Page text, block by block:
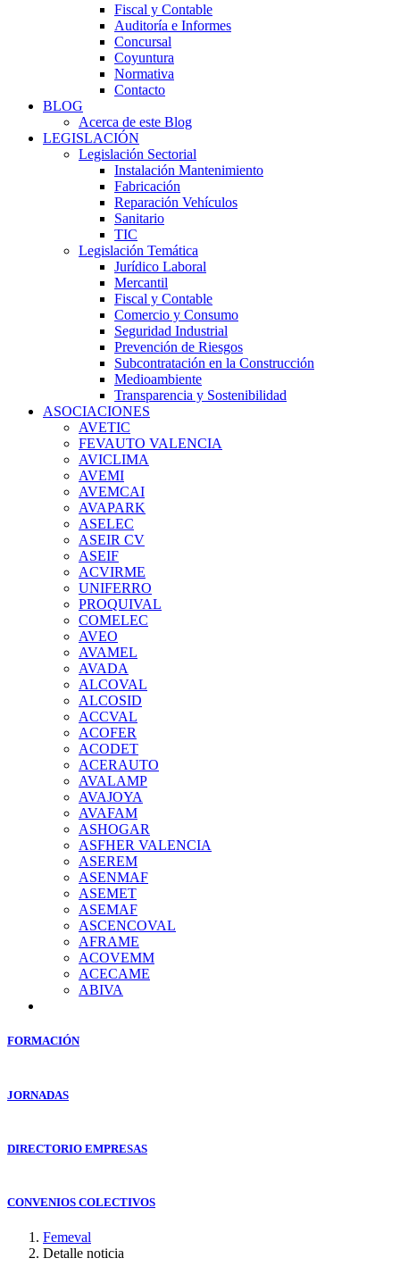
Fiscal y Contable
Auditoría e Informes
Concursal
Coyuntura
Normativa
Contacto
BLOG
Acerca de este Blog
LEGISLACIÓN
Legislación Sectorial
Instalación Mantenimiento
Fabricación
Reparación Vehículos
Sanitario
TIC
Legislación Temática
Jurídico Laboral
Mercantil
Fiscal y Contable
Comercio y Consumo
Seguridad Industrial
Prevención de Riesgos
Subcontratación en la Construcción
Medioambiente
Transparencia y Sostenibilidad
ASOCIACIONES
AVETIC
FEVAUTO VALENCIA
AVICLIMA
AVEMI
AVEMCAI
AVAPARK
ASELEC
ASEIR CV
ASEIF
ACVIRME
UNIFERRO
PROQUIVAL
COMELEC
AVEO
AVAMEL
AVADA
ALCOVAL
ALCOSID
ACCVAL
ACOFER
ACODET
ACERAUTO
AVALAMP
AVAJOYA
AVAFAM
ASHOGAR
ASFHER VALENCIA
ASEREM
ASENMAF
ASEMET
ASEMAF
ASCENCOVAL
AFRAME
ACOVEMM
ACECAME
ABIVA
FORMACIÓN
JORNADAS
DIRECTORIO EMPRESAS
CONVENIOS COLECTIVOS
Femeval
Detalle noticia